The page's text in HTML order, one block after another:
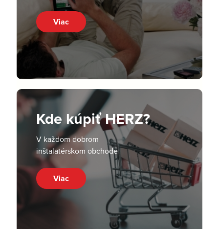
Viac
Kde kúpiť HERZ?
V každom dobrom
inštalatérskom obchode
Viac